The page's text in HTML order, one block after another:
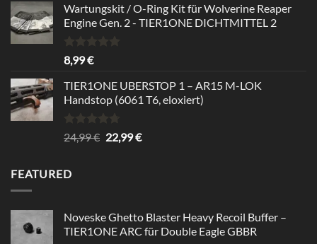
Wartungskit / O-Ring Kit für Wolverine Reaper
Engine Gen. 2 - TIER1ONE DICHTMITTEL 2
Rated
out of 5
8,99€
TIER1ONE UBERSTOP 1 – AR15 M-LOK
Handstop (6061 T6, eloxiert)
Rated4.67
out of 5
24,99€ Original
22,99€Current
FEATURED
Noveske Ghetto Blaster Heavy Recoil Buffer –
TIER1ONE ARC für Double Eagle GBBR